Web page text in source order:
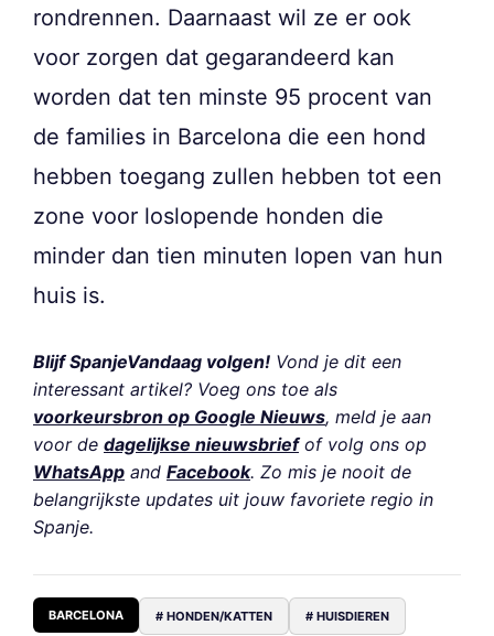
rondrennen. Daarnaast wil ze er ook
voor zorgen dat gegarandeerd kan
worden dat ten minste 95 procent van
de families in Barcelona die een hond
hebben toegang zullen hebben tot een
zone voor loslopende honden die
minder dan tien minuten lopen van hun
huis is.
Blijf SpanjeVandaag volgen! Vond je dit een
interessant artikel? Voeg ons toe als
voorkeursbron op Google Nieuws, meld je aan
voor de dagelijkse nieuwsbriefof volg ons op
WhatsApp and Facebook. Zo mis je nooit de
belangrijkste updates uit jouw favoriete regio in
Spanje.
BARCELONA # HONDEN/KATTEN # HUISDIEREN